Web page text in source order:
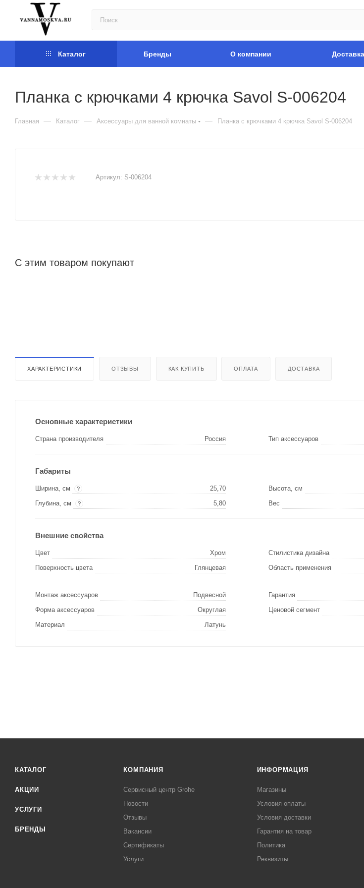
Каталог Бренды О компании Доставка
Планка с крючками 4 крючка Savol S-006204
Главная — Каталог — Аксессуары для ванной комнаты — Планка с крючками 4 крючка Savol S-006204
Артикул: S-006204
С этим товаром покупают
ХАРАКТЕРИСТИКИ ОТЗЫВЫ КАК КУПИТЬ ОПЛАТА ДОСТАВКА
Основные характеристики
Страна производителя Россия Тип аксессуаров
Габариты
Ширина, см ? 25,70 Высота, см
Глубина, см
? 5,80 Вес
Внешние свойства
Цвет Хром Стилистика дизайна
Поверхность цвета
Глянцевая Область применения
Монтаж аксессуаров
Подвесной Гарантия
Форма аксессуаров
Округлая Ценовой сегмент
Материал
Латунь
КАТАЛОГ
АКЦИИ
УСЛУГИ
БРЕНДЫ
КОМПАНИЯ
Сервисный центр Grohe
Новости
Отзывы
Вакансии
Сертификаты
Услуги
ИНФОРМАЦИЯ
Магазины
Условия оплаты
Условия доставки
Гарантия на товар
Политика
Реквизиты